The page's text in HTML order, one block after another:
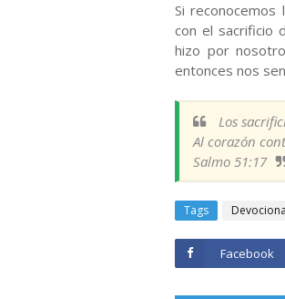
Si
con el sacrificio
hizo por
entonces nos
Los
Al corazón
Salmo 51:17
Tags
Facebook